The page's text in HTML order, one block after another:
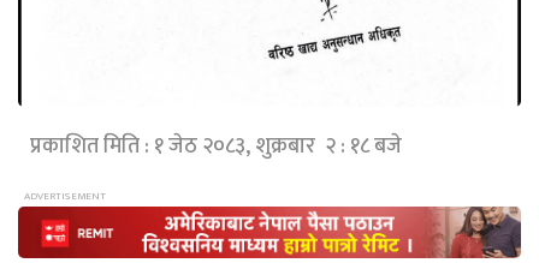
प्रकाशित मिति : १ जेठ २०८३, शुक्रबार २ : १८ बजे